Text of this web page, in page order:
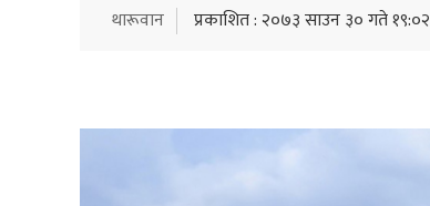
थारूवान प्रकाशित : २०७३ साउन ३० गते १९:०२